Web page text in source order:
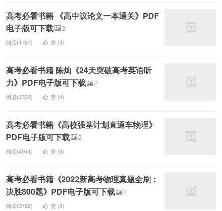
高考必看书籍 《高中议论文一本通关》PDF
电子版可下载
2
阅读(1767) 赞 (3)
高考必看书籍 陈灿《24天突破高考英语听
力》PDF电子版可下载
2
阅读(2332) 赞 (4)
高考必看书籍《高校强基计划直通车物理》
PDF电子版可下载
2
阅读(4941) 赞 (3)
高考必看书籍《2022新高考物理真题全刷：
决胜800题》PDF电子版可下载
2
阅读(3792) 赞 (3)